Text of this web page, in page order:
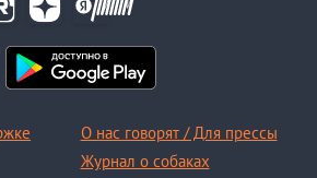
О нас говорят / Для прессы
Журнал о собаках